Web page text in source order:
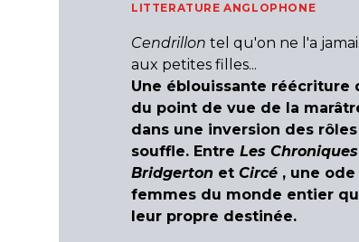
LITTERATURE ANGLOPHONE
Cendrillon tel qu'on ne l'a
aux petites filles...
Une éblouissante réécriture
du point de vue de la
dans une inversion des
souffle. Entre Les
Bridgerton et Circé , une ode
femmes du monde entier
leur propre destinée.